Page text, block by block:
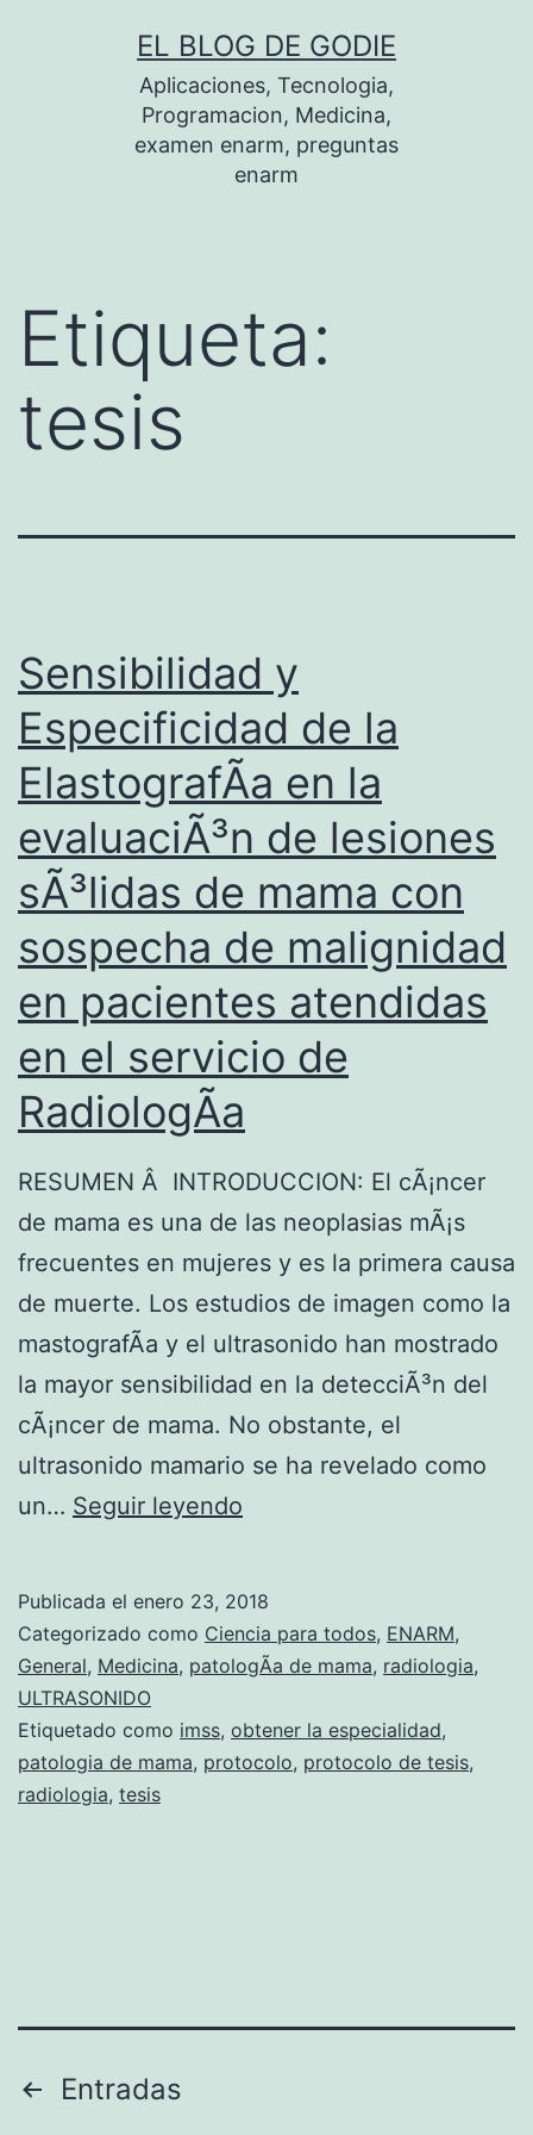
EL BLOG DE GODIE
Aplicaciones, Tecnologia,
Programacion, Medicina,
examen enarm, preguntas
enarm
Etiqueta:
tesis
Sensibilidad y
Especificidad de la
ElastografÃ­a en la
evaluaciÃ³n de lesiones
sÃ³lidas de mama con
sospecha de malignidad
en pacientes atendidas
en el servicio de
RadiologÃ­a
RESUMEN Â INTRODUCCION: El cÃ¡ncer
de mama es una de las neoplasias mÃ¡s
frecuentes en mujeres y es la primera causa
de muerte. Los estudios de imagen como la
mastografÃ­a y el ultrasonido han mostrado
la mayor sensibilidad en la detecciÃ³n del
cÃ¡ncer de mama. No obstante, el
ultrasonido mamario se ha revelado como
un… Seguir leyendo
s
i
i
E
Publicada el enero 23, 2018
Categorizado como Ciencia para todos, ENARM,
General, Medicina, patologÃ­a de mama, radiologia,
ULTRASONIDO
Etiquetado como imss, obtener la especialidad,
patologia de mama, protocolo, protocolo de tesis,
radiologia, tesis
Paginación
Entradas